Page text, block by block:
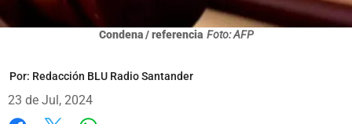
Condena / referencia Foto: AFP
Por: Redacción BLU Radio Santander
23 de Jul, 2024